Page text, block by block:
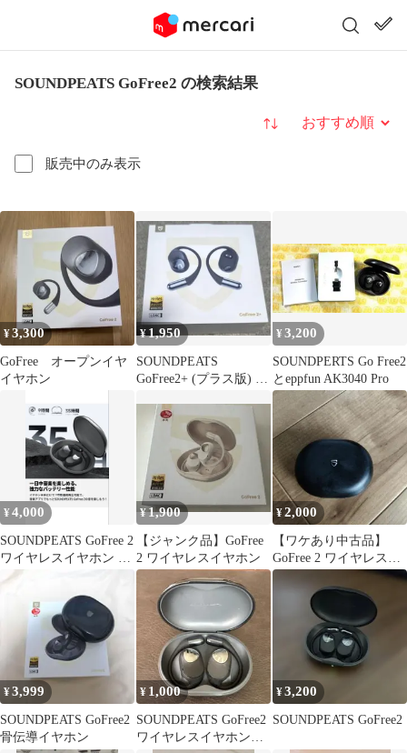
SOUNDPEATS GoFree2 の検索結果
販売中のみ表示
並び替え
¥3,300
GoFree オープンイヤ
イヤホン
¥1,950
SOUNDPEATS
GoFree2+ (プラス版) 右
¥3,200
SOUNDPERTS Go Free2
とeppfun AK3040 Pro
¥4,000
SOUNDPEATS GoFree 2
ワイヤレスイヤホン 本
体
¥1,900
【ジャンク品】GoFree
2 ワイヤレスイヤホン
¥2,000
【ワケあり中古品】
GoFree 2 ワイヤレスイ
ヤホン
¥3,999
SOUNDPEATS GoFree2
骨伝導イヤホン
¥ 1,000
SOUNDPEATS GoFree2
ワイヤレスイヤホン
¥3,200
SOUNDPEATS GoFree2